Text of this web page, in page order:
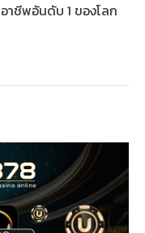
ชีพอันดับ 1 ของโลก